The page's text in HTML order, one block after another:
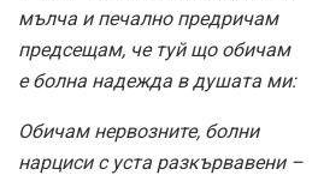
мълча и печално предричам
предсещам, че туй що обичам
е болна надежда в душата ми:
Обичам нервозните, болни
нарциси с уста разкървавени –